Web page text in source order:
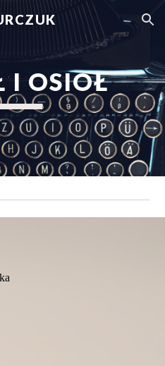
Skip to navigation
I OSIOŁ